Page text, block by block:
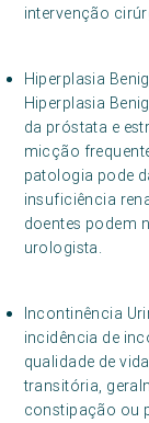
intervenção
Hiperplasia
Hiperplasia
da próstata e
micção
patologia pode
insuficiência
doentes podem
urologista.
Incontinência
incidência de
qualidade de
transitória,
constipação ou